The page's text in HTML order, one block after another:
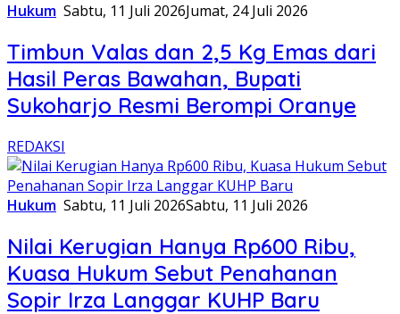
Hukum Sabtu, 11 Juli 2026Jumat, 24 Juli 2026
Timbun Valas dan 2,5 Kg Emas dari
Hasil Peras Bawahan, Bupati
Sukoharjo Resmi Berompi Oranye
REDAKSI
Hukum Sabtu, 11 Juli 2026Sabtu, 11 Juli 2026
Nilai Kerugian Hanya Rp600 Ribu,
Kuasa Hukum Sebut Penahanan
Sopir Irza Langgar KUHP Baru